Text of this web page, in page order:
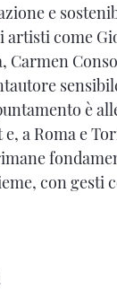
e
come
Carmen
è
e, a Roma e
con gesti